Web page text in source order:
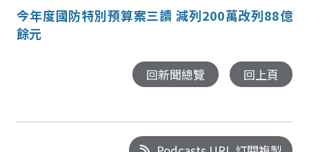
今年度國防特別預算案三讀 減列200萬改列88億
餘元
回新聞總覽 回上頁